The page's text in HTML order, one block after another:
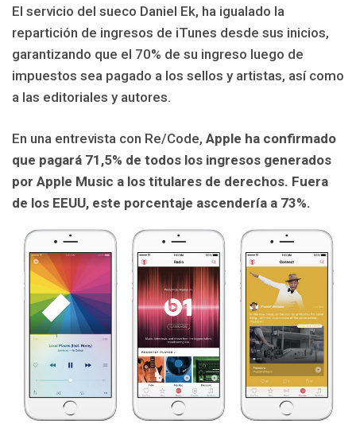
El servicio del sueco Daniel Ek, ha igualado la
repartición de ingresos de iTunes desde sus inicios,
garantizando que el 70% de su ingreso luego de
impuestos sea pagado a los sellos y artistas, así como
a las editoriales y autores.
En una entrevista con Re/Code, Apple ha confirmado
que pagará 71,5% de todos los ingresos generados
por Apple Music a los titulares de derechos. Fuera
de los EEUU, este porcentaje ascendería a 73%.